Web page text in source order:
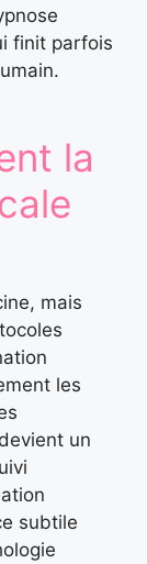
finit parfois
la
mais
les
un
subtile